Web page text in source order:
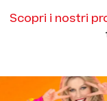
Scopri i nostri